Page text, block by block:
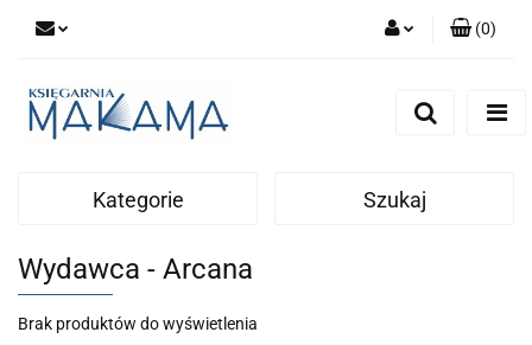
(0)
Kategorie Szukaj
Wydawca - Arcana
Brak produktów do wyświetlenia